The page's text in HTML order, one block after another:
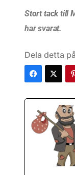
Stort tack till
har svarat.
Dela detta på